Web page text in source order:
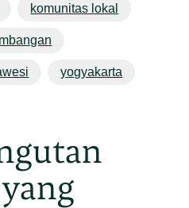
komunitas lokal
yogyakarta